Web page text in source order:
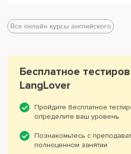
Все онлайн курсы английского
Бесплатное
LangLover
Пройдите бесплатное
определите ваш уровень
Познакомьтесь с
полноценном занятии